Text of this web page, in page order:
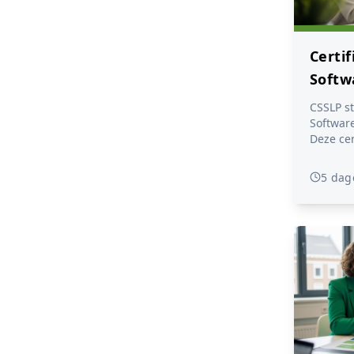
CSSLP
Deze
de acht
secure
vergroot je je
5